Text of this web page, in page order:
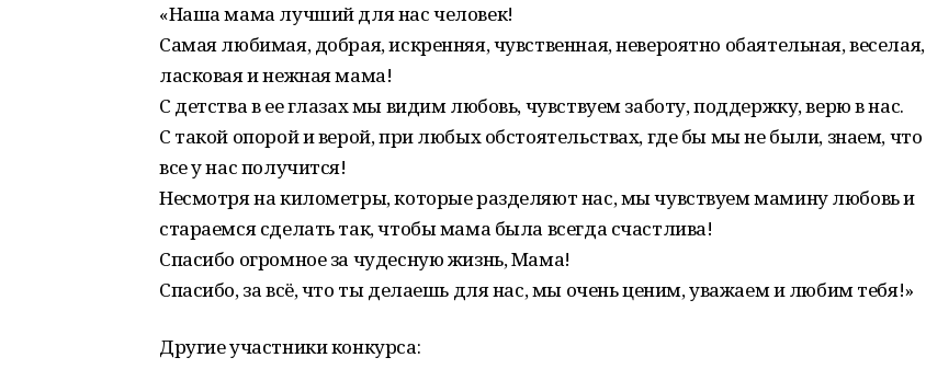
«Наша мама лучший для нас человек!
Самая любимая, добрая, искренняя, чувственная, невероятно обаятельная, веселая,
ласковая и нежная мама!
С детства в ее глазах мы видим любовь, чувствуем заботу, поддержку, верю в нас.
С такой опорой и верой, при любых обстоятельствах, где бы мы не были, знаем, что
все у нас получится!
Несмотря на километры, которые разделяют нас, мы чувствуем мамину любовь и
стараемся сделать так, чтобы мама была всегда счастлива!
Спасибо огромное за чудесную жизнь, Мама!
Спасибо, за всё, что ты делаешь для нас, мы очень ценим, уважаем и любим тебя!»
Другие участники конкурса: